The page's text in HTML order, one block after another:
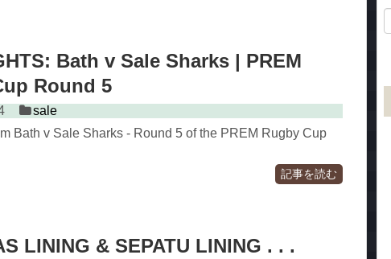
Bath v Sale Sharks | PREM
Round 5
sale
Bath v Sale Sharks - Round 5 of the PREM Rugby Cup
記事を読む
LINING & SEPATU LINING . . .